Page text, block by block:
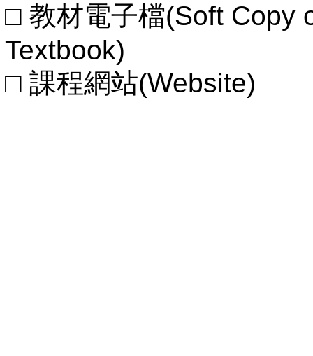
□ 教材電子檔(Soft Copy
Textbook)
□ 課程網站(Website)